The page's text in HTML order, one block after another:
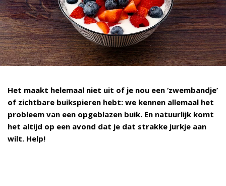
Het maakt helemaal niet uit of je nou een ‘zwembandje’
of zichtbare buikspieren hebt: we kennen allemaal het
probleem van een opgeblazen buik. En natuurlijk komt
het altijd op een avond dat je dat strakke jurkje aan
wilt. Help!